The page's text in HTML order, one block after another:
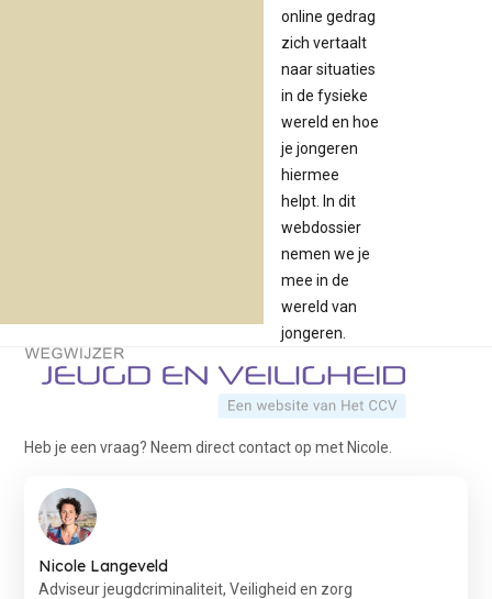
online gedrag
zich vertaalt
naar situaties
in de fysieke
wereld en hoe
je jongeren
hiermee
helpt. In dit
webdossier
nemen we je
mee in de
wereld van
jongeren.
Terug naar de startpagina
Heb je een vraag? Neem direct contact op met Nicole.
Nicole Langeveld
Adviseur jeugdcriminaliteit, Veiligheid en zorg